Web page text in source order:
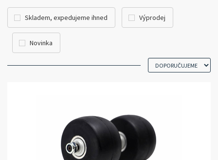
Skladem, expedujeme ihned Výprodej
Novinka